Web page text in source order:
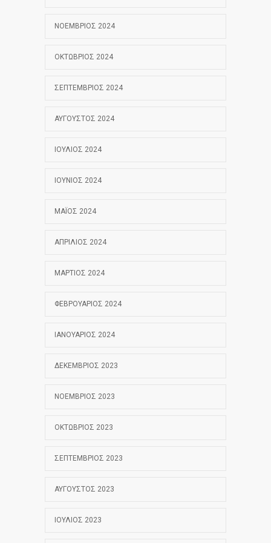
ΝΟΈΜΒΡΙΟΣ 2024
ΟΚΤΏΒΡΙΟΣ 2024
ΣΕΠΤΈΜΒΡΙΟΣ 2024
ΑΎΓΟΥΣΤΟΣ 2024
ΙΟΎΛΙΟΣ 2024
ΙΟΎΝΙΟΣ 2024
ΜΆΙΟΣ 2024
ΑΠΡΊΛΙΟΣ 2024
ΜΆΡΤΙΟΣ 2024
ΦΕΒΡΟΥΆΡΙΟΣ 2024
ΙΑΝΟΥΆΡΙΟΣ 2024
ΔΕΚΈΜΒΡΙΟΣ 2023
ΝΟΈΜΒΡΙΟΣ 2023
ΟΚΤΏΒΡΙΟΣ 2023
ΣΕΠΤΈΜΒΡΙΟΣ 2023
ΑΎΓΟΥΣΤΟΣ 2023
ΙΟΎΛΙΟΣ 2023